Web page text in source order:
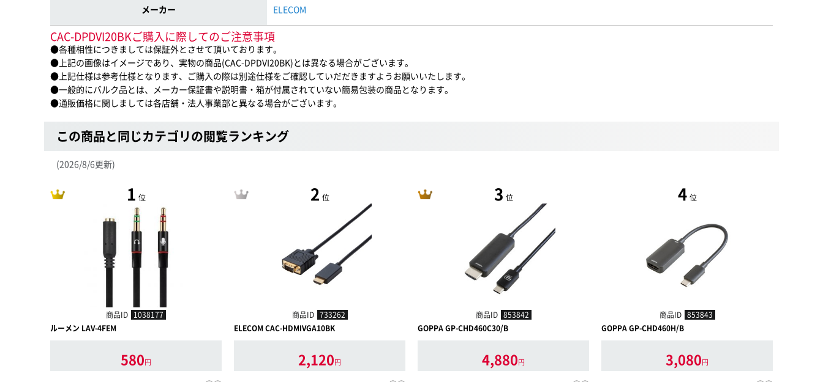
メーカー ELECOM
CAC-DPDVI20BKご購入に際してのご注意事項
●各種相性につきましては保証外とさせて頂いております。
●上記の画像はイメージであり、実物の商品(CAC-DPDVI20BK)とは異なる場合がございます。
●上記仕様は参考仕様となります、ご購入の際は別途仕様をご確認していだだきますようお願いいたします。
●一般的にバルク品とは、メーカー保証書や説明書・箱が付属されていない簡易包装の商品となります。
●通販価格に関しましては各店舗・法人事業部と異なる場合がございます。
この商品と同じカテゴリの閲覧ランキング
(2026/8/6更新)
1 位
商品ID 1038177
ルーメン LAV-4FEM
580円
2 位
商品ID 733262
ELECOM CAC-HDMIVGA10BK
2,120円
3 位
商品ID 853842
GOPPA GP-CHD460C30/B
4,880円
4 位
商品ID 853843
GOPPA GP-CHD460H/B
3,080円